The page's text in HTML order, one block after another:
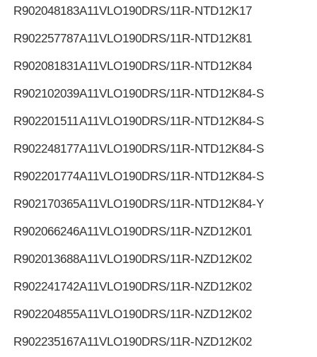
R902048183A11VLO190DRS/11R-NTD12K17
R902257787A11VLO190DRS/11R-NTD12K81
R902081831A11VLO190DRS/11R-NTD12K84
R902102039A11VLO190DRS/11R-NTD12K84-S
R902201511A11VLO190DRS/11R-NTD12K84-S
R902248177A11VLO190DRS/11R-NTD12K84-S
R902201774A11VLO190DRS/11R-NTD12K84-S
R902170365A11VLO190DRS/11R-NTD12K84-Y
R902066246A11VLO190DRS/11R-NZD12K01
R902013688A11VLO190DRS/11R-NZD12K02
R902241742A11VLO190DRS/11R-NZD12K02
R902204855A11VLO190DRS/11R-NZD12K02
R902235167A11VLO190DRS/11R-NZD12K02